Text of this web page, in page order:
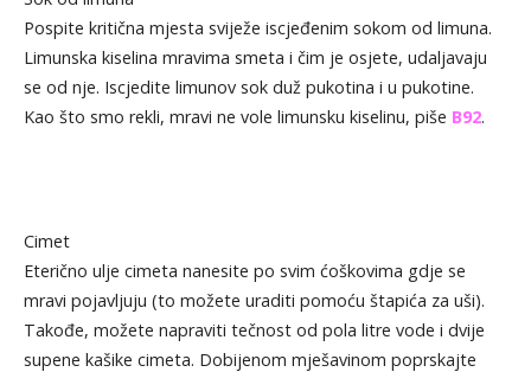
Pospite kritična mjesta sviježe iscjeđenim sokom od limuna.
Limunska kiselina mravima smeta i čim je osjete, udaljavaju
se od nje. Iscjedite limunov sok duž pukotina i u pukotine.
Kao što smo rekli, mravi ne vole limunsku kiselinu, piše B92.
Cimet
Eterično ulje cimeta nanesite po svim ćoškovima gdje se
mravi pojavljuju (to možete uraditi pomoću štapića za uši).
Takođe, možete napraviti tečnost od pola litre vode i dvije
supene kašike cimeta. Dobijenom mješavinom poprskajte